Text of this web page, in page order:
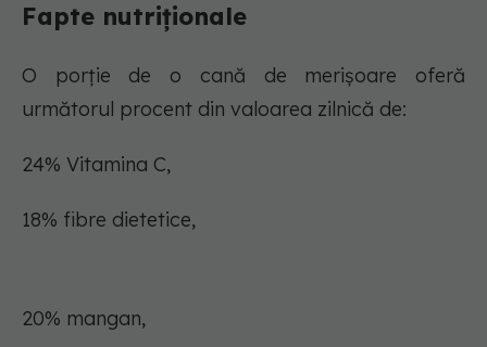
Fapte nutriționale
O porție de o cană de merișoare oferă
următorul procent din valoarea zilnică de:
24% Vitamina C,
18% fibre dietetice,
20% mangan,